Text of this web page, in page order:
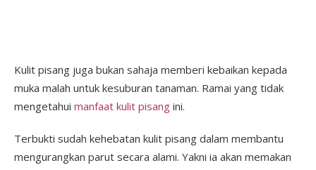
Kulit pisang juga bukan sahaja memberi kebaikan kepada
muka malah untuk kesuburan tanaman. Ramai yang tidak
mengetahui manfaat kulit pisang ini.
Terbukti sudah kehebatan kulit pisang dalam membantu
mengurangkan parut secara alami. Yakni ia akan memakan